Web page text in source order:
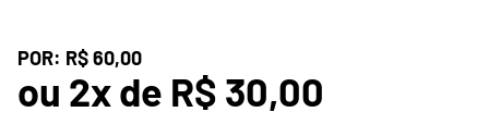
POR: R$ 60,00
ou 2xde R$ 30,00